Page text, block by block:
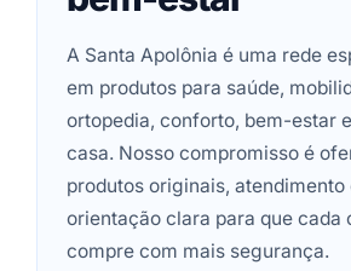
A Santa Apolônia é uma rede
em produtos para saúde,
ortopedia, conforto, bem-estar
casa. Nosso compromisso é
produtos originais,
orientação clara para que cada
compre com mais segurança.